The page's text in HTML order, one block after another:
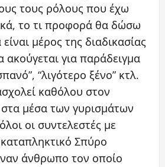
τους ρόλους που έχω
το τι προφορά θα δώσω
μέρος της διαδικασίας
για παράδειγμα
“λιγότερο ξένο” κτλ.
καθόλου στον
στα μέσα των γυρισμάτων
οι συντελεστές με
Σπύρο
άνθρωπο τον οποίο